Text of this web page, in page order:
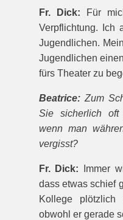
Fr. Dick:
Für
Verpflichtung. Ich
Jugendlichen.
Jugendlichen
fürs Theater zu
Beatrice: Zum
Sie sicherlich oft
wenn man
vergisst?
Fr. Dick:
Immer
dass etwas schief
Kollege
obwohl er gerade